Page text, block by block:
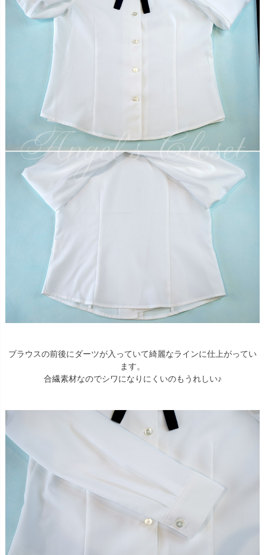
ブラウスの前後にダーツが入っていて綺麗なラインに仕上がってい
ます。
合繊素材なのでシワになりにくいのもうれしい♪